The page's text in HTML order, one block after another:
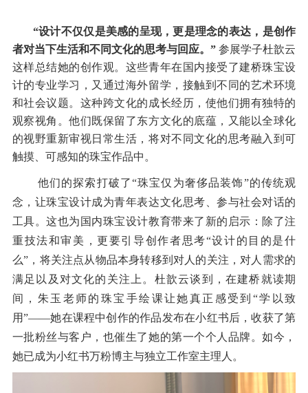
“设计不仅仅是美感的呈现，更是理念的表达，是创作
者对当下生活和不同文化的思考与回应。” 参展学子杜歆云
这样总结她的创作观。这些青年在国内接受了建桥珠宝设
计的专业学习，又通过海外留学，接触到不同的艺术环境
和社会议题。这种跨文化的成长经历，使他们拥有独特的
观察视角。他们既保留了东方文化的底蕴，又能以全球化
的视野重新审视日常生活，将对不同文化的思考融入到可
触摸、可感知的珠宝作品中。
他们的探索打破了“珠宝仅为奢侈品装饰”的传统观
念，让珠宝设计成为青年表达文化思考、参与社会对话的
工具。这也为国内珠宝设计教育带来了新的启示：除了注
重技法和审美，更要引导创作者思考“设计的目的是什
么”，将关注点从物品本身转移到对人的关注，对人需求的
满足以及对文化的关注上。杜歆云谈到，在建桥就读期
间，朱玉老师的珠宝手绘课让她真正感受到 “学以致
用”——她在课程中创作的作品发布在小红书后，收获了第
一批粉丝与客户，也催生了她的第一个个人品牌。如今，
她已成为小红书万粉博主与独立工作室主理人。